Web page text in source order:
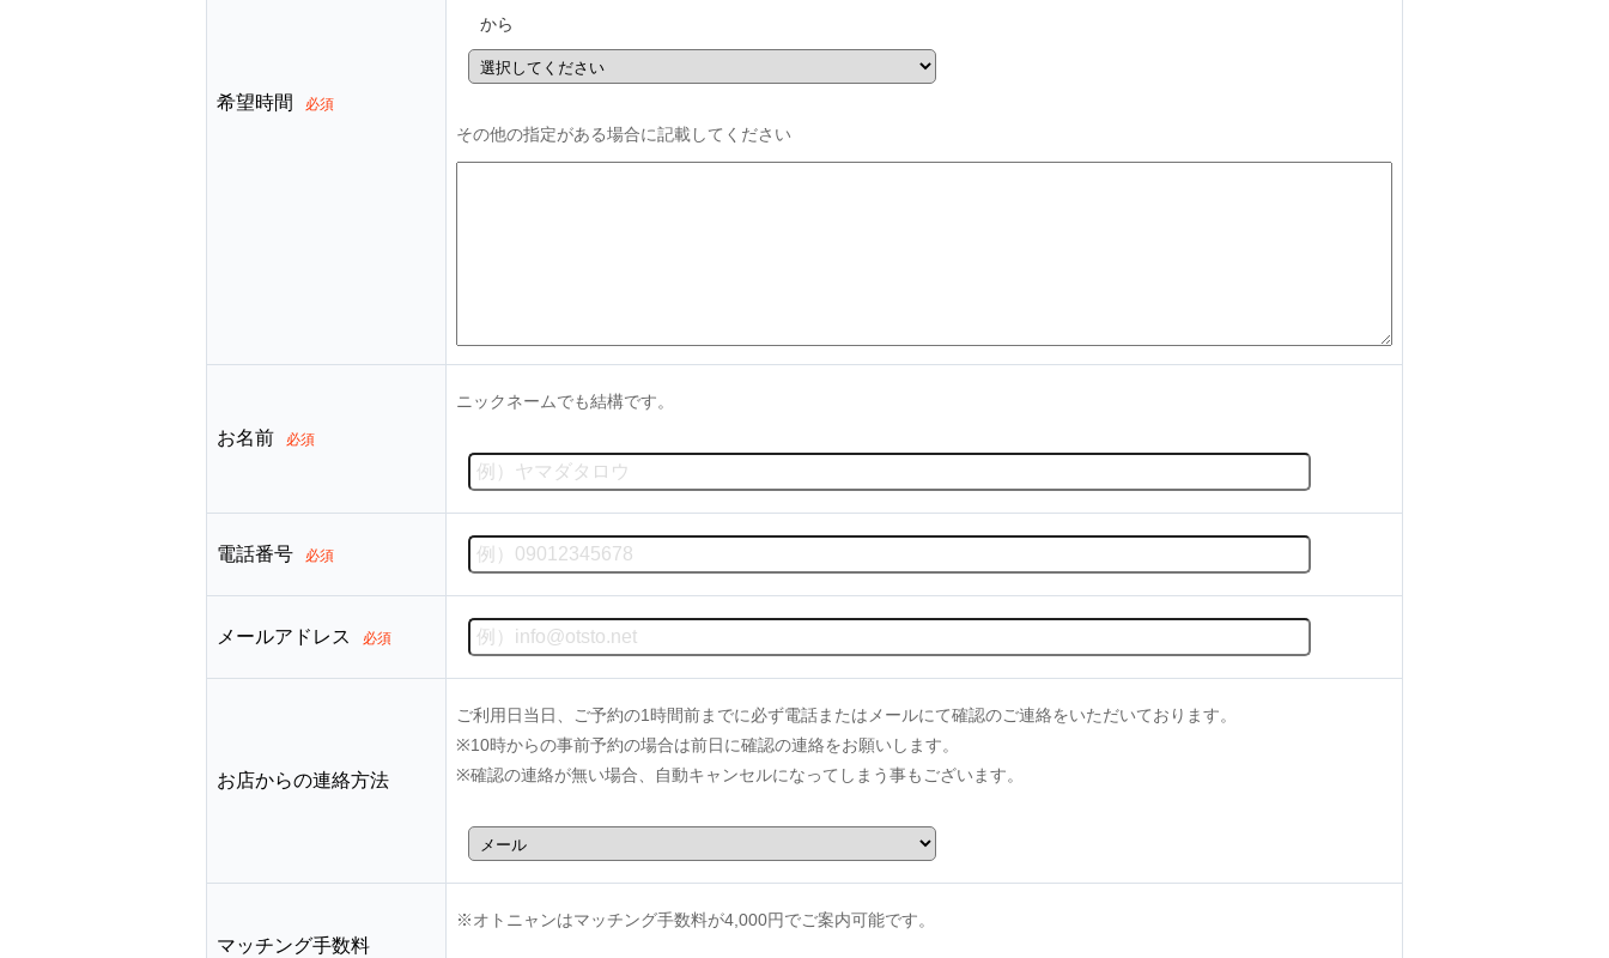
希望時間 必須
から
その他の指定がある場合に記載してください
お名前 必須
ニックネームでも結構です。
電話番号 必須
メールアドレス 必須
お店からの連絡方法
ご利用日当日、ご予約の1時間前までに必ず電話またはメールにて確認のご連絡をいただいております。
※10時からの事前予約の場合は前日に確認の連絡をお願いします。
※確認の連絡が無い場合、自動キャンセルになってしまう事もございます。
マッチング手数料
※オトニャンはマッチング手数料が4,000円でご案内可能です。